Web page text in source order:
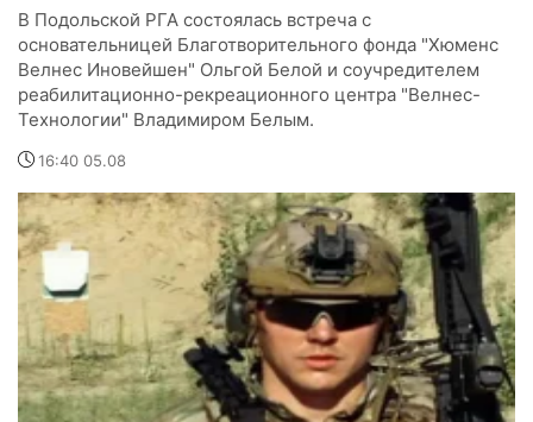
В Подольской РГА состоялась встреча с
основательницей Благотворительного фонда "Хюменс
Велнес Иновейшен" Ольгой Белой и соучредителем
реабилитационно-рекреационного центра "Велнес-
Технологии" Владимиром Белым.
16:40 05.08